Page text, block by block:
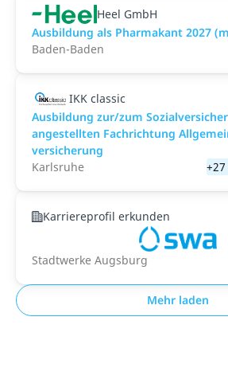
Heel GmbH
Ausbildung als Pharmakant 2027
Baden-Baden
IKK classic
Aus­bild­ung zur/zum
angestellten­ Fach­richtung
versicher­ung
Karlsruhe
Karriereprofil erkunden
Stadtwerke Augsburg
Mehr laden